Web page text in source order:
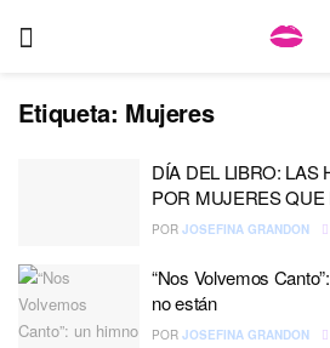
Etiqueta: Mujeres
DÍA DEL LIBRO: LAS
POR MUJERES QUE
POR JOSEFINA GRANDON
“Nos Volvemos
no están
POR JOSEFINA GRANDON